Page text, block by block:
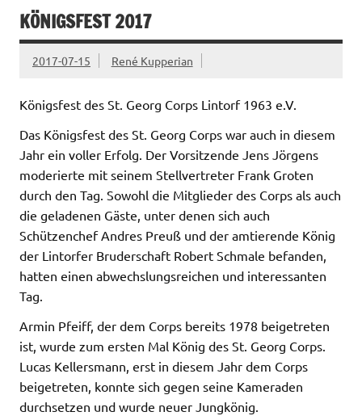
KÖNIGSFEST 2017
2017-07-15 René Kupperian
Königsfest des St. Georg Corps Lintorf 1963 e.V.
Das Königsfest des St. Georg Corps war auch in diesem
Jahr ein voller Erfolg. Der Vorsitzende Jens Jörgens
moderierte mit seinem Stellvertreter Frank Groten
durch den Tag. Sowohl die Mitglieder des Corps als auch
die geladenen Gäste, unter denen sich auch
Schützenchef Andres Preuß und der amtierende König
der Lintorfer Bruderschaft Robert Schmale befanden,
hatten einen abwechslungsreichen und interessanten
Tag.
Armin Pfeiff, der dem Corps bereits 1978 beigetreten
ist, wurde zum ersten Mal König des St. Georg Corps.
Lucas Kellersmann, erst in diesem Jahr dem Corps
beigetreten, konnte sich gegen seine Kameraden
durchsetzen und wurde neuer Jungkönig.